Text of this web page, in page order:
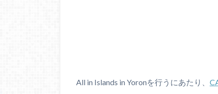
All in Islands in Yoronを行うにあたり、